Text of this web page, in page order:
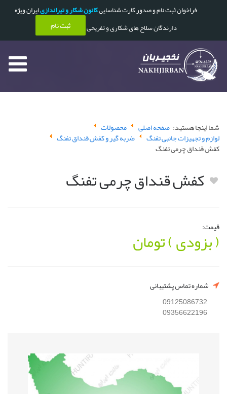
فراخوان ثبت نام و صدور کارت شناساییکانون شکار و تیراندازیایران ویژه
دارندگان سلاح های شکاری و تفریحی
ثبت نام
شما اینجا هستید: صفحه اصلی محصولات
لوازم و تجهیزات جانبی تفنگ ضربه گیر و کفش قنداق تفنگ
کفش قنداق چرمی تفنگ
کفش قنداق چرمی تفنگ
قیمت:
( بزودی )تومان
شماره تماس پشتیبانی
09125086732
09356622196